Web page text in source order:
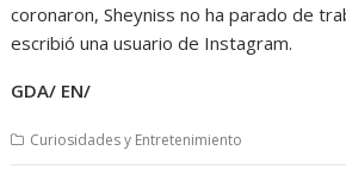
coronaron, Sheyniss no ha parado de
escribió una usuario de Instagram.
GDA/ EN/
Curiosidades y Entretenimiento